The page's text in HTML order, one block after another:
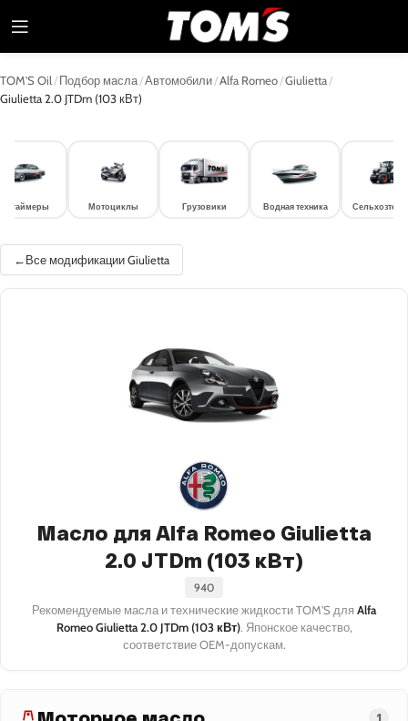
TOM'S Oil /Подбор масла/Автомобили/Alfa Romeo/Giulietta/
Giulietta 2.0 JTDm (103 кВт)
Мотоциклы Грузовики Водная техника
Все модификации Giulietta
Масло для Alfa Romeo Giulietta
2.0 JTDm (103 кВт)
940
Рекомендуемые масла и технические жидкости TOM'S для Alfa
Romeo Giulietta 2.0 JTDm (103 кВт). Японское качество,
соответствие OEM-допускам.
1